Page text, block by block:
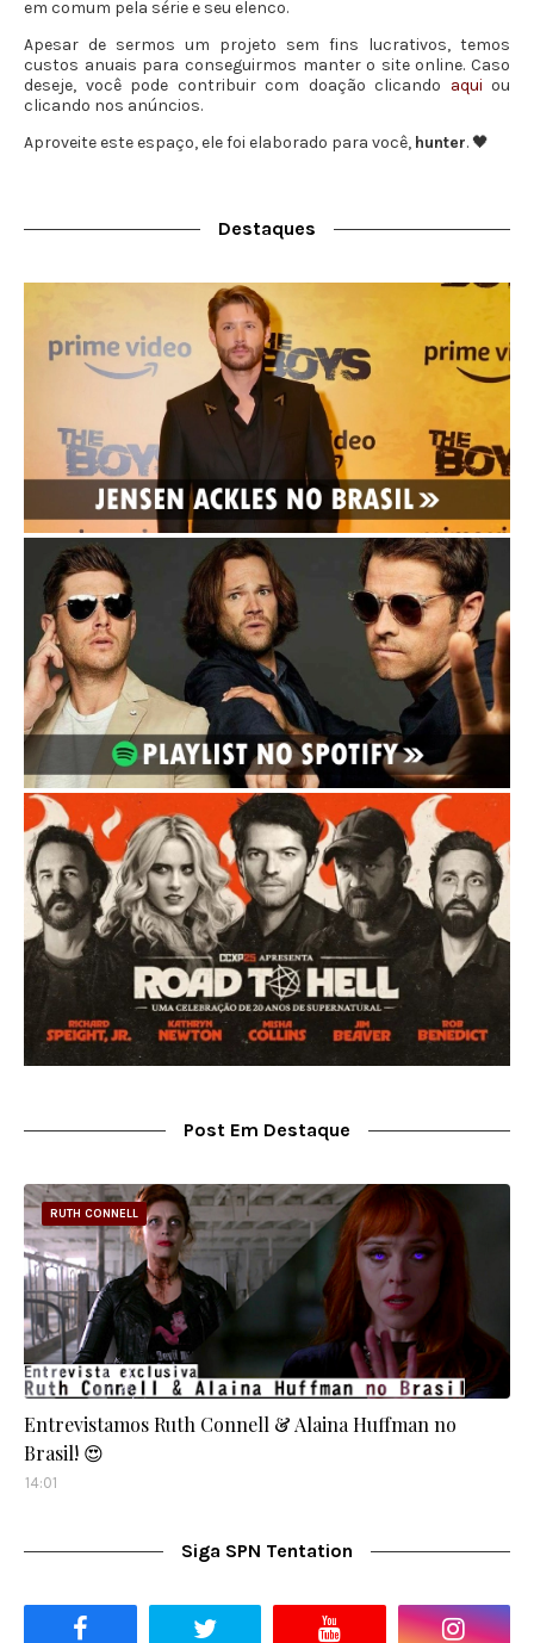
em comum pela série e seu elenco.
Apesar de sermos um projeto sem fins lucrativos, temos
custos anuais para conseguirmos manter o site online. Caso
deseje, você pode contribuir com doação clicando aqui ou
clicando nos anúncios.
Aproveite este espaço, ele foi elaborado para você, hunter. 🖤
Destaques
Post Em Destaque
RUTH CONNELL
Entrevistamos Ruth Connell & Alaina Huffman no
Brasil! 😍
14:01
Siga SPN Tentation